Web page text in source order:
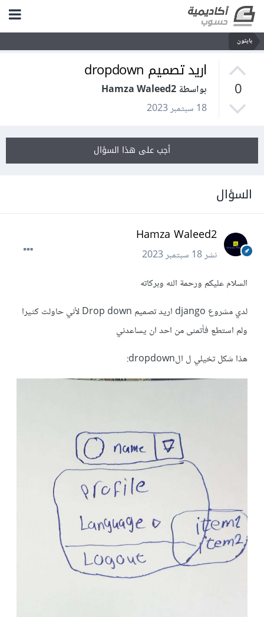
بايثون
0
اريد تصميم dropdown
بواسطة Hamza Waleed2
18 سبتمبر 2023
أجب على هذا السؤال
السؤال
Hamza Waleed2
نشر18 سبتمبر 2023
السلام عليكم ورحمة الله وبركاته
لدي مشروع django اريد تصميم Drop down لأني حاولت كثيرا
ولم استطع فأتمنى من احد ان يساعدني
هذا شكل تخيلي ل الdropdown: